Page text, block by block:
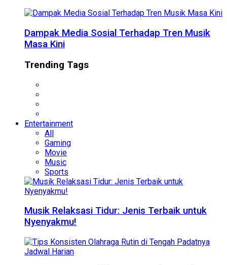
Dampak Media Sosial Terhadap Tren Musik
Masa Kini
Trending Tags
Entertainment
All
Gaming
Movie
Music
Sports
Musik Relaksasi Tidur: Jenis Terbaik untuk
Nyenyakmu!